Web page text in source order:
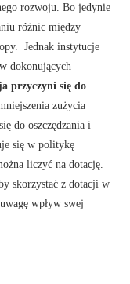
rozwoju. Bo jedynie
różnic między
Jednak instytucje
dokonujących
przyczyni się do
zużycia
do oszczędzania i
się w politykę
liczyć na dotację.
skorzystać z dotacji w
wpływ swej